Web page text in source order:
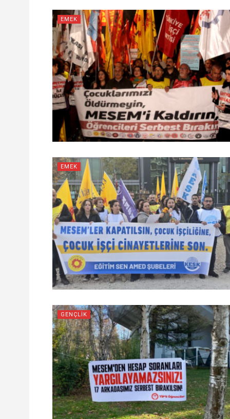
EMEK
EMEK
GENÇLIK